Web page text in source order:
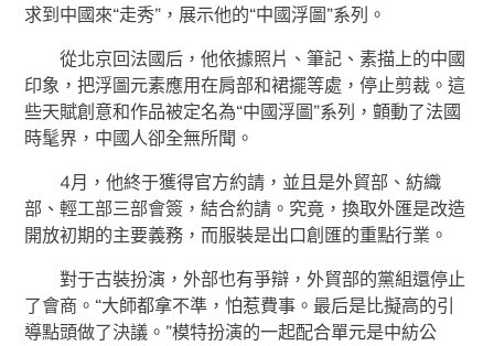
求到中國來“走秀”，展示他的“中國浮圖”系列。
從北京回法國后，他依據照片、筆記、素描上的中國
印象，把浮圖元素應用在肩部和裙擺等處，停止剪裁。這
些天賦創意和作品被定名為“中國浮圖”系列，顫動了法國
時髦界，中國人卻全無所聞。
4月，他終于獲得官方約請，並且是外貿部、紡織
部、輕工部三部會簽，結合約請。究竟，換取外匯是改造
開放初期的主要義務，而服裝是出口創匯的重點行業。
對于古裝扮演，外部也有爭辯，外貿部的黨組還停止
了會商。“大師都拿不準，怕惹費事。最后是比擬高的引
導點頭做了決議。”模特扮演的一起配合單元是中紡公